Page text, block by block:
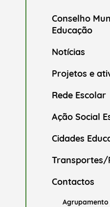
Conselho
Educação
Notícias
Projetos e
Rede Escolar
Ação Social
Cidades
Transportes/
Contactos
Agrupamento